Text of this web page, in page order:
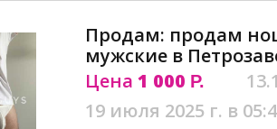
Продам: продам
мужские в
Цена 1 000 Р.
19 июля 2025 г. в